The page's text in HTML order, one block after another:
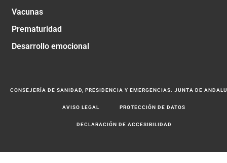
Vacunas
Prematuridad
Desarrollo emocional
CONSEJERÍA DE SANIDAD, PRESIDENCIA Y EMERGENCIAS. JUNTA DE
AVISO LEGAL PROTECCIÓN DE DATOS
DECLARACIÓN DE ACCESIBILIDAD